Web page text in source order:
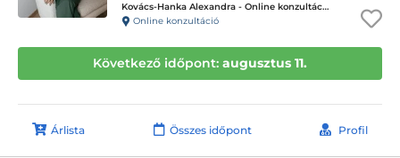
Kovács-Hanka Alexandra - Online konzultáció
Online konzultáció
Következő időpont: augusztus 11.
Árlista Összes időpont Profil